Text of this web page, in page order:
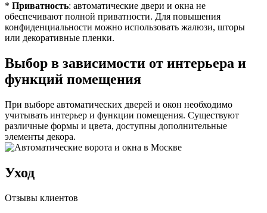
* Приватность: автоматические двери и окна не
обеспечивают полной приватности. Для повышения
конфиденциальности можно использовать жалюзи, шторы
или декоративные пленки.
Выбор в зависимости от интерьера и
функций помещения
При выборе автоматических дверей и окон необходимо
учитывать интерьер и функции помещения. Существуют
различные формы и цвета, доступны дополнительные
элементы декора.
Уход
Отзывы клиентов